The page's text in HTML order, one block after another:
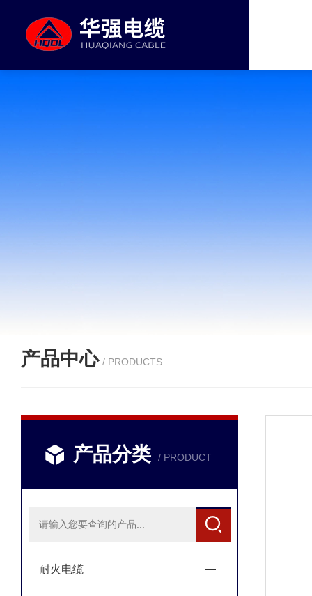
产品中心 / PRODUCTS
产品分类 / PRODUCT
耐火电缆